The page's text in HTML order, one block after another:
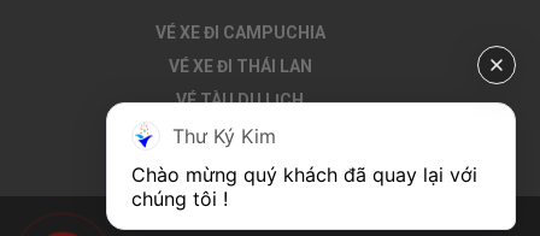
VÉ XE ĐI CAMPUCHIA
VÉ XE ĐI THÁI LAN
VÉ TÀU DU LỊCH
THUÊ XE ĐI CAMPUCHIA
DU LỊCH CAMPUCHIA
Thư Ký Kim
Chào mừng quý khách đã quay lại với
chúng tôi !